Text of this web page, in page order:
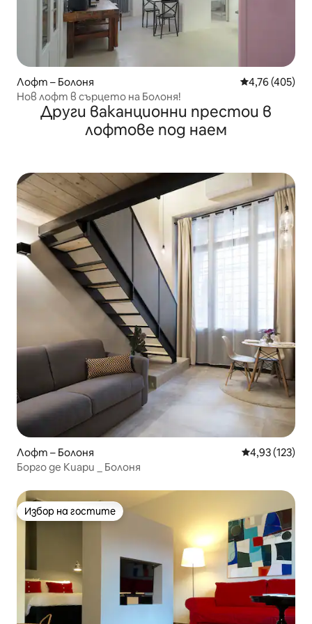
Лофт – Болоня Средна
4,76 (405)
Нов лофт в сърцето на Болоня!
Други ваканционни престои в
лофтове под наем
Лофт – Болоня Средна
4,93 (123)
Борго де Киари _ Болоня
Избор на гостите
Избор на гостите